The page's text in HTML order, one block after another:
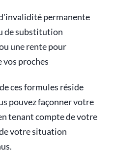
permanente
de substitution
une rente pour
vos proches
ces formules réside
pouvez façonner votre
tenant compte de votre
votre situation